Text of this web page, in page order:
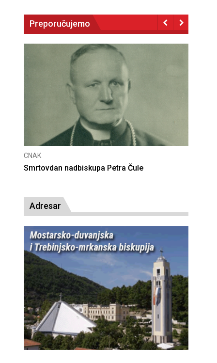
Preporučujemo
CNAK
Deseta obljetnica poništenja komunističke
Adresar